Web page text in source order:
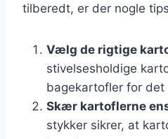
tilberedt, er der nogle
Vælg de rigtige
stivelsesholdige
bagekartofler for
Skær kartoflerne
stykker sikrer, at